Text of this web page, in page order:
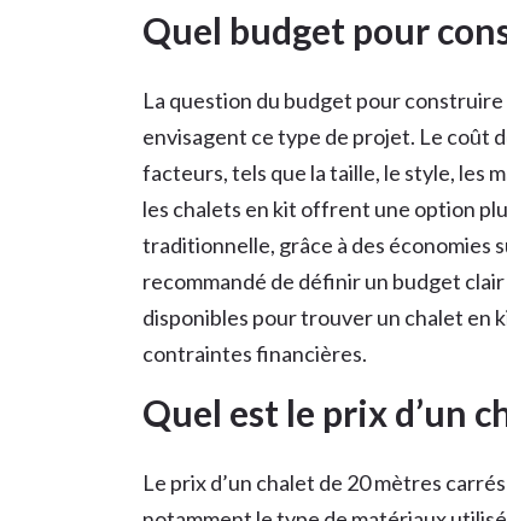
Quel budget pour
La question du budget pour
envisagent ce type de projet. Le coût
facteurs, tels que la taille, le style, les
les chalets en kit offrent une option
traditionnelle, grâce à des économies
recommandé de définir un budget
disponibles pour trouver un chalet en
contraintes financières.
Quel est le prix d’un
Le prix d’un chalet de 20 mètres